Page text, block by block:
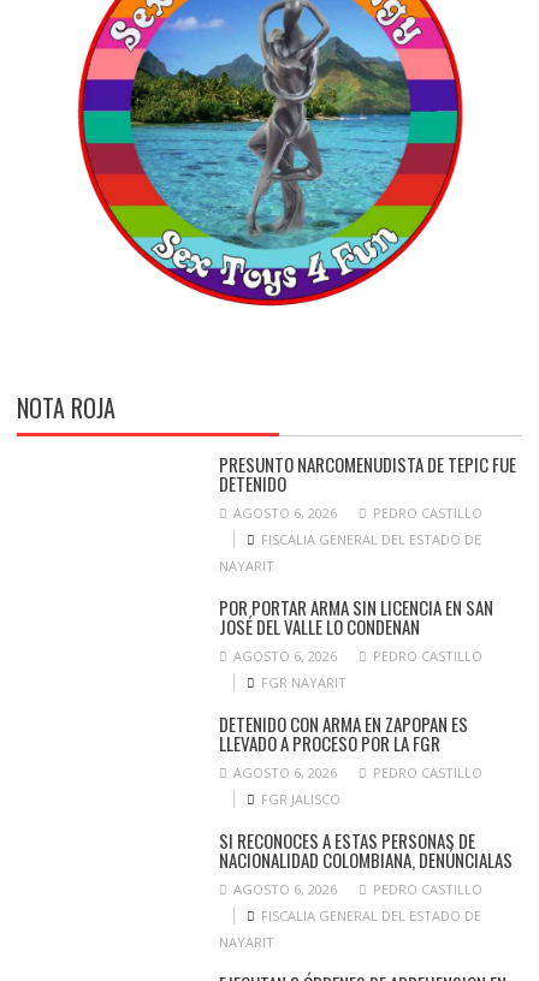
NOTA ROJA
PRESUNTO NARCOMENUDISTA DE TEPIC FUE
DETENIDO
AGOSTO 6, 2026
PEDRO CASTILLO
FISCALIA GENERAL DEL ESTADO DE
NAYARIT
POR PORTAR ARMA SIN LICENCIA EN SAN
JOSÉ DEL VALLE LO CONDENAN
AGOSTO 6, 2026
PEDRO CASTILLO
FGR NAYARIT
DETENIDO CON ARMA EN ZAPOPAN ES
LLEVADO A PROCESO POR LA FGR
AGOSTO 6, 2026
PEDRO CASTILLO
FGR JALISCO
SI RECONOCES A ESTAS PERSONAS DE
NACIONALIDAD COLOMBIANA, DENÚNCIALAS
AGOSTO 6, 2026
PEDRO CASTILLO
FISCALIA GENERAL DEL ESTADO DE
NAYARIT